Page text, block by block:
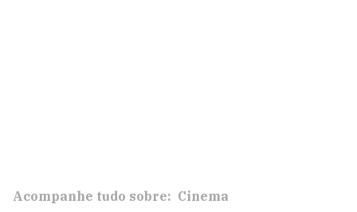
Acompanhe tudo sobre: Cinema